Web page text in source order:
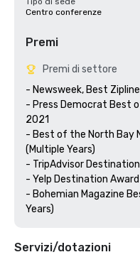
Centro conferenze
Premi
Premi di settore
- Newsweek, Best
- Press Democrat Best
2021
- Best of the North Bay
(Multiple Years)
- TripAdvisor
- Yelp Destination Award
- Bohemian Magazine
Servizi/dotazioni